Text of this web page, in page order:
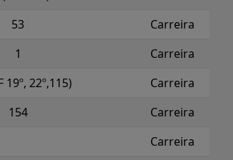
53
Carreira
1
Carreira
19º, 22º,115)
Carreira
154
Carreira
Carreira